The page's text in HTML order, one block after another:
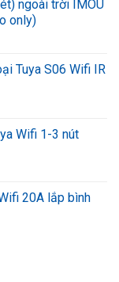
ngoài trời IMOU
only)
Tuya S06 Wifi IR
Wifi 1-3 nút
20A lắp bình